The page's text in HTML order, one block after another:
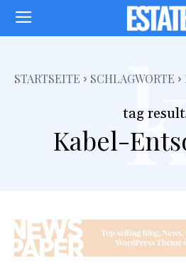
STARTSEITE SCHLAGWORTE
tag
Kabel-